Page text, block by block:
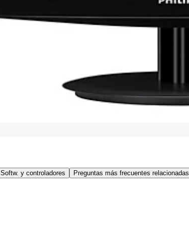
Softw. y controladores Preguntas más frecuentes relacionadas